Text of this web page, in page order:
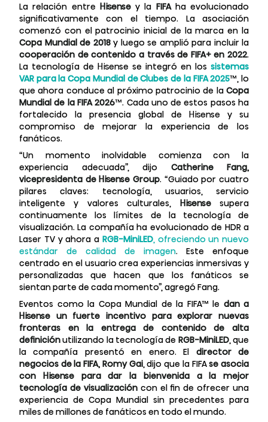
La relación entre Hisensey la FIFAha evolucionado
significativamente con el tiempo. La asociación
comenzó con el patrocinio inicial de la marca en la
Copa Mundial de 2018y luego se amplió para incluir la
cooperación de contenido a través de FIFA+ en 2022.
La tecnología de Hisense se integró en los sistemas
VAR para la Copa Mundial de Clubes de la FIFA 2025™, lo
que ahora conduce al próximo patrocinio de la Copa
Mundial de la FIFA 2026™. Cada uno de estos pasos ha
fortalecido la presencia global de Hisense y su
compromiso de mejorar la experiencia de los
fanáticos.
“Un momento inolvidable comienza con la
experiencia adecuada”, dijo Catherine Fang,
vicepresidenta de Hisense Group. “Guiado por cuatro
pilares claves: tecnología, usuarios, servicio
inteligente y valores culturales, Hisensesupera
continuamente los límites de la tecnología de
visualización. La compañía ha evolucionado de HDR a
Laser TV y ahora a RGB-MiniLED, ofreciendo un nuevo
estándar de calidad de imagen. Este enfoque
centrado en el usuario crea experiencias inmersivas y
personalizadas que hacen que los fanáticos se
sientan parte de cada momento”, agregó Fang.
Eventos como la Copa Mundial de la FIFA™ le dan a
Hisense un fuerte incentivo para explorar nuevas
fronteras en la entrega de contenido de alta
definiciónutilizando la tecnología de RGB-MiniLED, que
la compañía presentó en enero. El director de
negocios de la FIFA, Romy Gai, dijo que la FIFAse asocia
con Hisense para dar la bienvenida a la mejor
tecnología de visualizacióncon el fin de ofrecer una
experiencia de Copa Mundial sin precedentes para
miles de millones de fanáticos en todo el mundo.